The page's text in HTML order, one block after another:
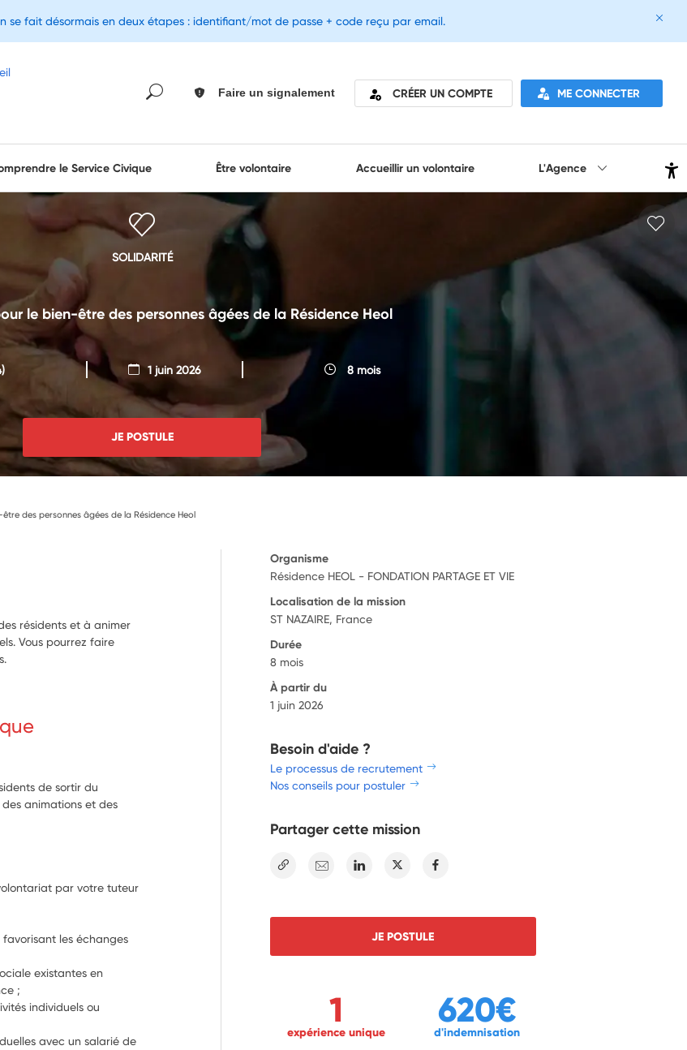
Faire un signalement CRÉER UN COMPTE ME CONNECTER
le Service Civique Être volontaire Accueillir un volontaire L'Agence
SOLIDARITÉ
le bien-être des personnes âgées de la Résidence Heol
1 juin 2026 8 mois
JE POSTULE
des personnes âgées de la Résidence Heol
résidents et à animer
Vous pourrez faire
de sortir du
animations et des
par votre tuteur
les échanges
existantes en
;
individuels ou
avec un salarié de
Organisme
Résidence HEOL - FONDATION PARTAGE ET VIE
Localisation de la mission
ST NAZAIRE, France
Durée
8 mois
À partir du
1 juin 2026
Besoin d'aide ?
Le processus de recrutement
Nos conseils pour postuler
Partager cette mission
E-mail Linkedin Twitter
JE POSTULE
1
expérience unique
620€
d'indemnisation
se fait désormais en deux étapes : identifiant/mot de passe + code reçu par email.